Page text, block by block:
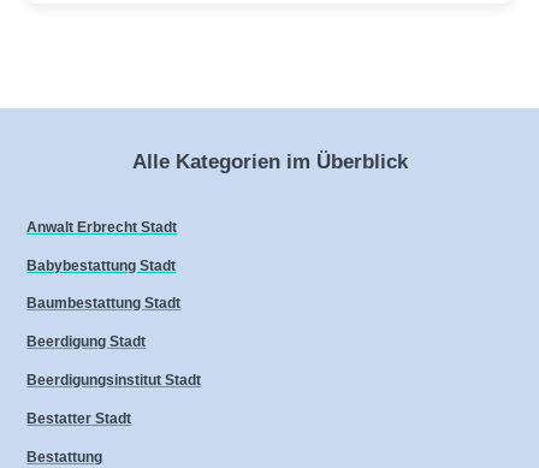
Alle Kategorien im Überblick
Anwalt Erbrecht Stadt
Babybestattung Stadt
Baumbestattung Stadt
Beerdigung Stadt
Beerdigungsinstitut Stadt
Bestatter Stadt
Bestattung